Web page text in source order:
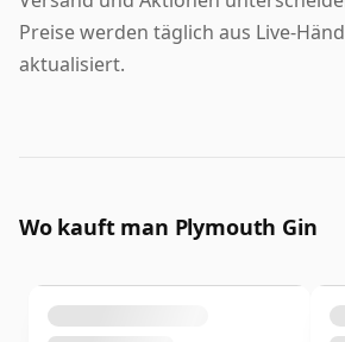
Preise werden täglich aus Live-
aktualisiert.
Wo kauft man Plymouth Gin